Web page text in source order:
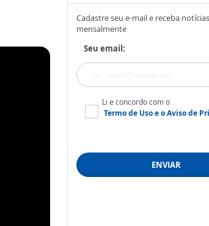
Cadastre seu e-mail e receba notícias
mensalmente
Seu email:
Li e concordo com o
Termo de Usoe oAviso de
ENVIAR